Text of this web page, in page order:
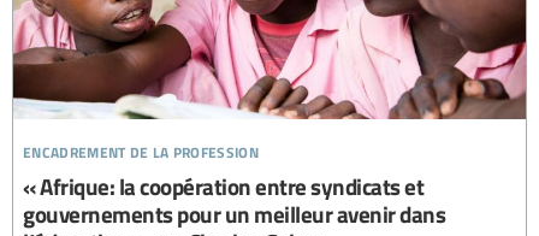
encadrement de la profession
« Afrique: la coopération entre syndicats et
gouvernements pour un meilleur avenir dans